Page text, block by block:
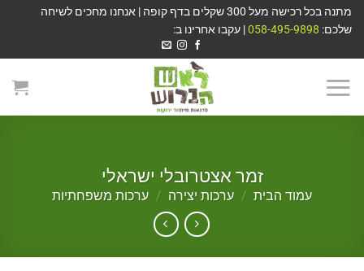
מתנה בכל רכישה מעל 300 שקלים בדף קופה | אנחנו מחכים לשיחה
שלכם: 058-495-9898| עקבו אחרינו ב:
זמר אצטרובלי ישראלי
עמוד הבית / ערכות יצירה / ערכות משפחתיות